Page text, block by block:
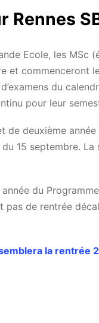
Rennes
Ecole, les
et commenceront
du
pour leur
de deuxième
15 septembre.
du
pas de rentrée
la rentrée